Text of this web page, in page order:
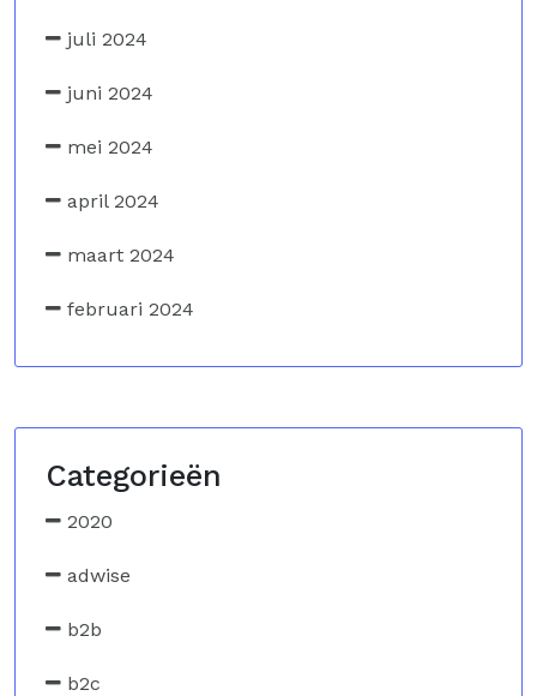
juli 2024
juni 2024
mei 2024
april 2024
maart 2024
februari 2024
Categorieën
2020
adwise
b2b
b2c